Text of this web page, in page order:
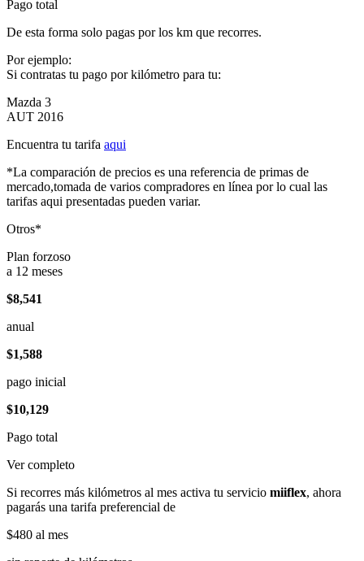
Pago total
De esta forma solo pagas por los km que recorres.
Por ejemplo:
Si contratas tu pago por kilómetro para tu:
Mazda 3
AUT 2016
Encuentra tu tarifa aqui
*La comparación de precios es una referencia de primas de
mercado,tomada de varios compradores en línea por lo cual las
tarifas aqui presentadas pueden variar.
Otros*
Plan forzoso
a 12 meses
$8,541
anual
$1,588
pago inicial
$10,129
Pago total
Ver completo
Si recorres más kilómetros al mes activa tu servicio miiflex, ahora
pagarás una tarifa preferencial de
$480 al mes